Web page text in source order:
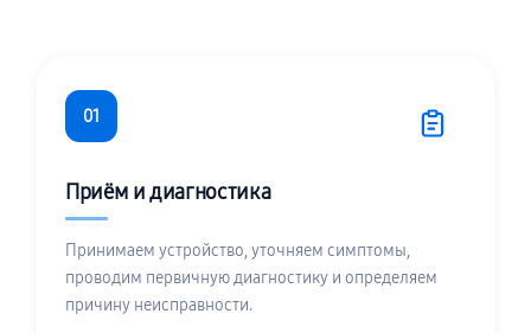
01
Приём и диагностика
Принимаем устройство, уточняем симптомы,
проводим первичную диагностику и определяем
причину неисправности.